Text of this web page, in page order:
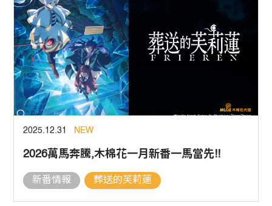
2025.12.31 NEW
2026萬馬奔騰,木棉花一月新番一馬當先!!
新番情報 葬送的芙莉蓮